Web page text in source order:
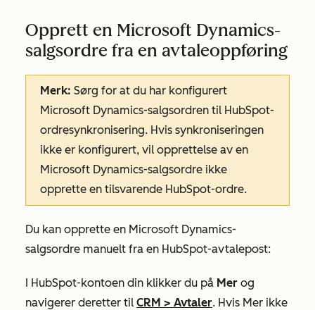
Opprett en Microsoft Dynamics-
salgsordre fra en avtaleoppføring
Merk: Sørg for at du har konfigurert
Microsoft Dynamics-salgsordren til HubSpot-
ordresynkronisering. Hvis synkroniseringen
ikke er konfigurert, vil opprettelse av en
Microsoft Dynamics-salgsordre ikke
opprette en tilsvarende HubSpot-ordre.
Du kan opprette en Microsoft Dynamics-
salgsordre manuelt fra en HubSpot-avtalepost:
I HubSpot-kontoen din klikker du på Mer og
navigerer deretter til CRM > Avtaler. Hvis Mer ikke